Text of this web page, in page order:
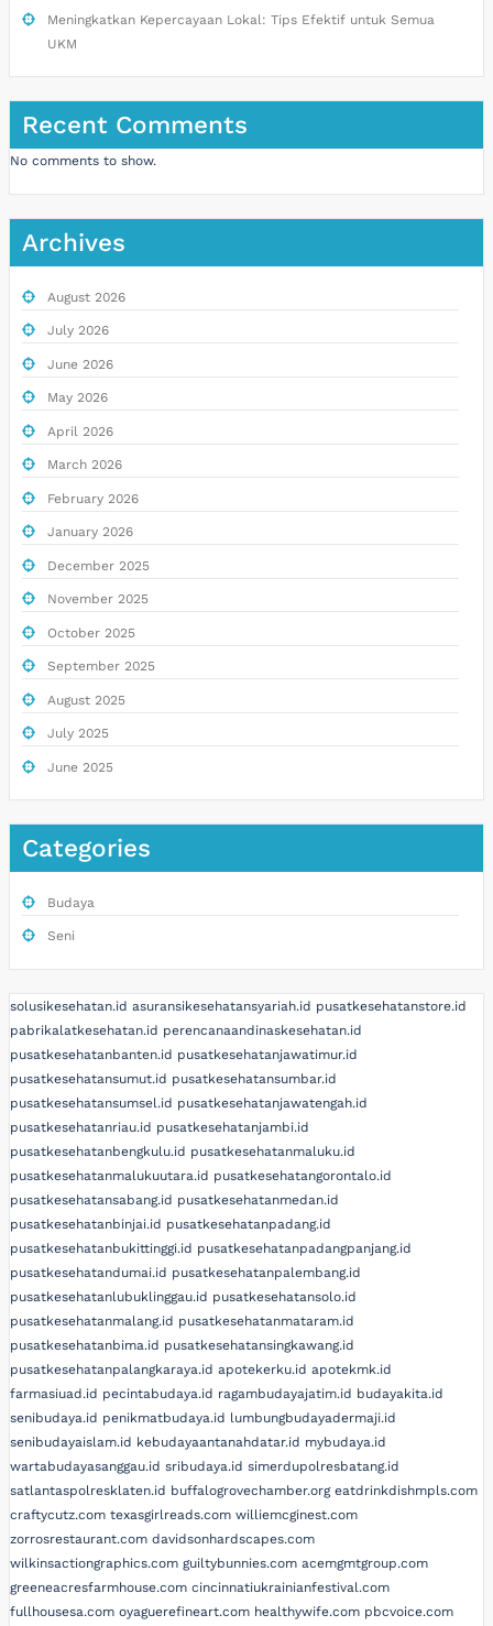
Meningkatkan Kepercayaan Lokal: Tips Efektif untuk Semua
UKM
Recent Comments
No comments to show.
Archives
August 2026
July 2026
June 2026
May 2026
April 2026
March 2026
February 2026
January 2026
December 2025
November 2025
October 2025
September 2025
August 2025
July 2025
June 2025
Categories
Budaya
Seni
solusikesehatan.id asuransikesehatansyariah.id pusatkesehatanstore.id
pabrikalatkesehatan.id perencanaandinaskesehatan.id
pusatkesehatanbanten.id pusatkesehatanjawatimur.id
pusatkesehatansumut.id pusatkesehatansumbar.id
pusatkesehatansumsel.id pusatkesehatanjawatengah.id
pusatkesehatanriau.id pusatkesehatanjambi.id
pusatkesehatanbengkulu.id pusatkesehatanmaluku.id
pusatkesehatanmalukuutara.id pusatkesehatangorontalo.id
pusatkesehatansabang.id pusatkesehatanmedan.id
pusatkesehatanbinjai.id pusatkesehatanpadang.id
pusatkesehatanbukittinggi.id pusatkesehatanpadangpanjang.id
pusatkesehatandumai.id pusatkesehatanpalembang.id
pusatkesehatanlubuklinggau.id pusatkesehatansolo.id
pusatkesehatanmalang.id pusatkesehatanmataram.id
pusatkesehatanbima.id pusatkesehatansingkawang.id
pusatkesehatanpalangkaraya.id apotekerku.id apotekmk.id
farmasiuad.id pecintabudaya.id ragambudayajatim.id budayakita.id
senibudaya.id penikmatbudaya.id lumbungbudayadermaji.id
senibudayaislam.id kebudayaantanahdatar.id mybudaya.id
wartabudayasanggau.id sribudaya.id simerdupolresbatang.id
satlantaspolresklaten.id buffalogrovechamber.org eatdrinkdishmpls.com
craftycutz.com texasgirlreads.com williemcginest.com
zorrosrestaurant.com davidsonhardscapes.com
wilkinsactiongraphics.com guiltybunnies.com acemgmtgroup.com
greeneacresfarmhouse.com cincinnatiukrainianfestival.com
fullhousesa.com oyaguerefineart.com healthywife.com pbcvoice.com